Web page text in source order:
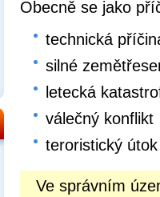
Obecně se jako
technická
silné
letecká
válečný konflikt
teroristický útok
Ve správním